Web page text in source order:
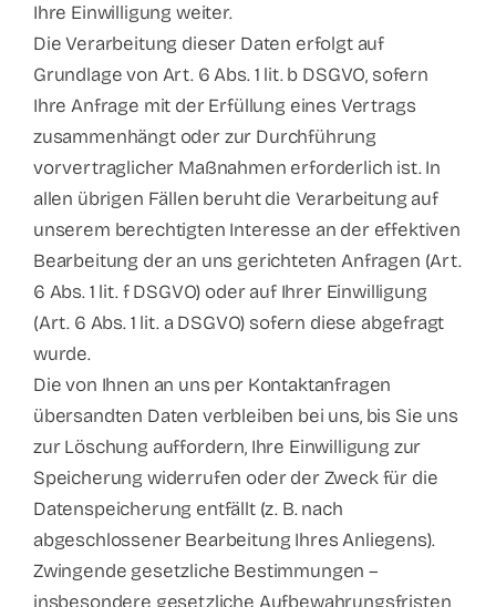
Ihre Einwilligung weiter.
Die Verarbeitung dieser Daten erfolgt auf
Grundlage von Art. 6 Abs. 1 lit. b DSGVO, sofern
Ihre Anfrage mit der Erfüllung eines Vertrags
zusammenhängt oder zur Durchführung
vorvertraglicher Maßnahmen erforderlich ist. In
allen übrigen Fällen beruht die Verarbeitung auf
unserem berechtigten Interesse an der effektiven
Bearbeitung der an uns gerichteten Anfragen (Art.
6 Abs. 1 lit. f DSGVO) oder auf Ihrer Einwilligung
(Art. 6 Abs. 1 lit. a DSGVO) sofern diese abgefragt
wurde.
Die von Ihnen an uns per Kontaktanfragen
übersandten Daten verbleiben bei uns, bis Sie uns
zur Löschung auffordern, Ihre Einwilligung zur
Speicherung widerrufen oder der Zweck für die
Datenspeicherung entfällt (z. B. nach
abgeschlossener Bearbeitung Ihres Anliegens).
Zwingende gesetzliche Bestimmungen –
insbesondere gesetzliche Aufbewahrungsfristen